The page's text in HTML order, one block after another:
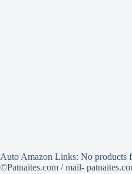
Auto Amazon Links: No products
©Patnaites.com / mail-